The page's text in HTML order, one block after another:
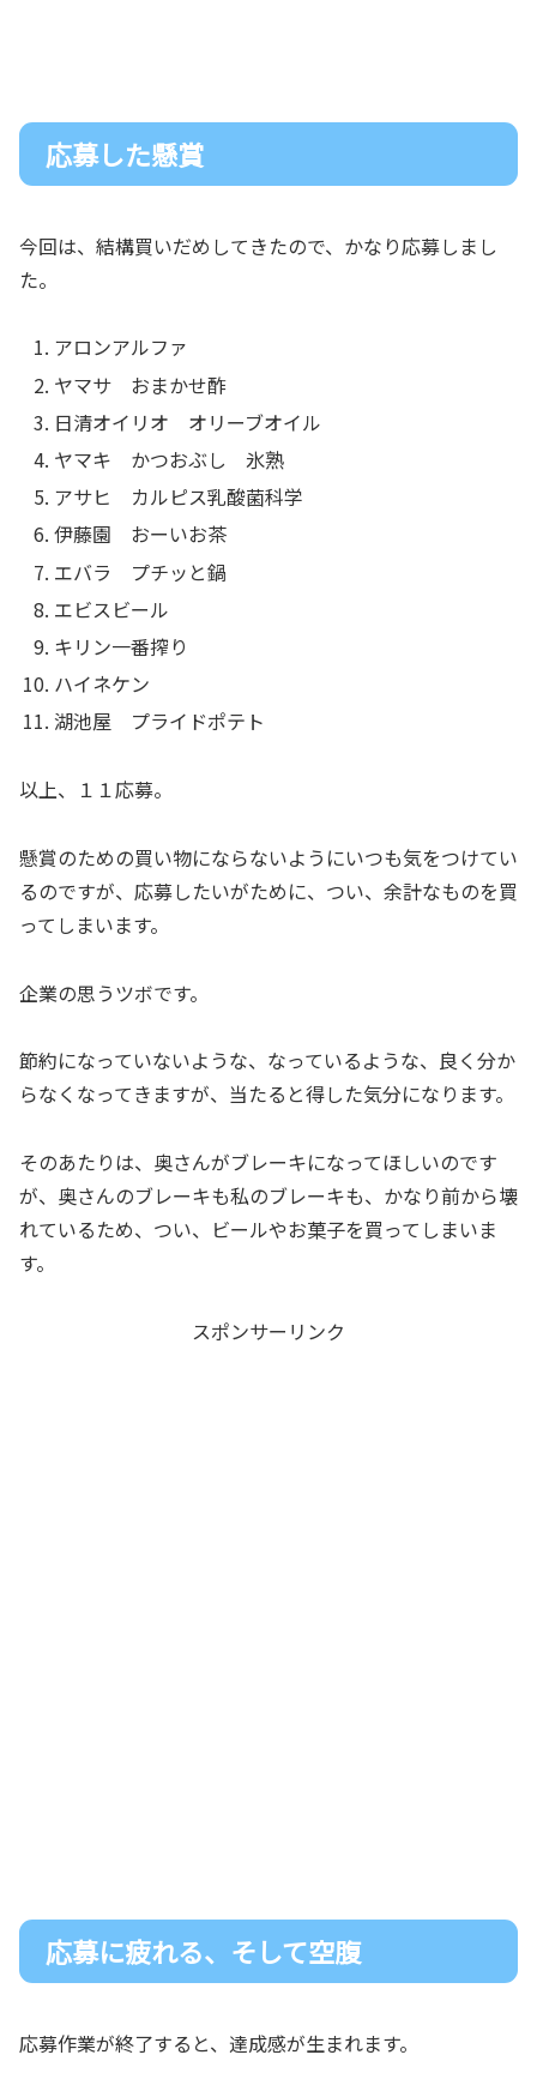
応募した懸賞
今回は、結構買いだめしてきたので、かなり応募しまし
た。
アロンアルファ
ヤマサ おまかせ酢
日清オイリオ オリーブオイル
ヤマキ かつおぶし 氷熟
アサヒ カルピス乳酸菌科学
伊藤園 おーいお茶
エバラ プチッと鍋
エビスビール
キリン一番搾り
ハイネケン
湖池屋 プライドポテト
以上、１１応募。
懸賞のための買い物にならないようにいつも気をつけてい
るのですが、応募したいがために、つい、余計なものを買
ってしまいます。
企業の思うツボです。
節約になっていないような、なっているような、良く分か
らなくなってきますが、当たると得した気分になります。
そのあたりは、奥さんがブレーキになってほしいのです
が、奥さんのブレーキも私のブレーキも、かなり前から壊
れているため、つい、ビールやお菓子を買ってしまいま
す。
スポンサーリンク
応募に疲れる、そして空腹
応募作業が終了すると、達成感が生まれます。